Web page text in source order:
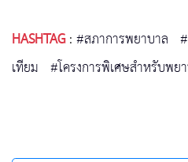
HASHTAG:#สภาการพยาบาล
เทียม #โครงการพิเศษสำหรับพย